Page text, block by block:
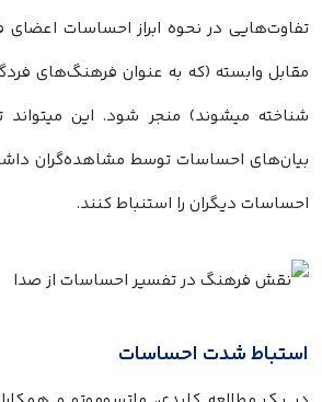
تفاوت‌هایی در نحوه ابراز احساسات
مقابل وابسته (که به عنوان فرهنگ‌های
شناخته میشوند) منجر شود. این میتواند
بیان‌های احساسات توسط مشاهده‌گران
احساسات دیگران را استنباط کنند.
استباط شدت احساسات